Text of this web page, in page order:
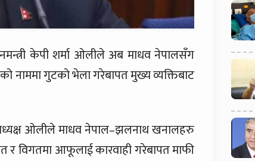
केपी शर्मा ओलीले अब माधव नेपालसँग
नाममा गुटको भेला गरेबापत मुख्य व्यक्तिबाट
अध्यक्ष ओलीले माधव नेपाल–झलनाथ खनालहरु
विगतमा आफूलाई कारवाही गरेबापत माफी